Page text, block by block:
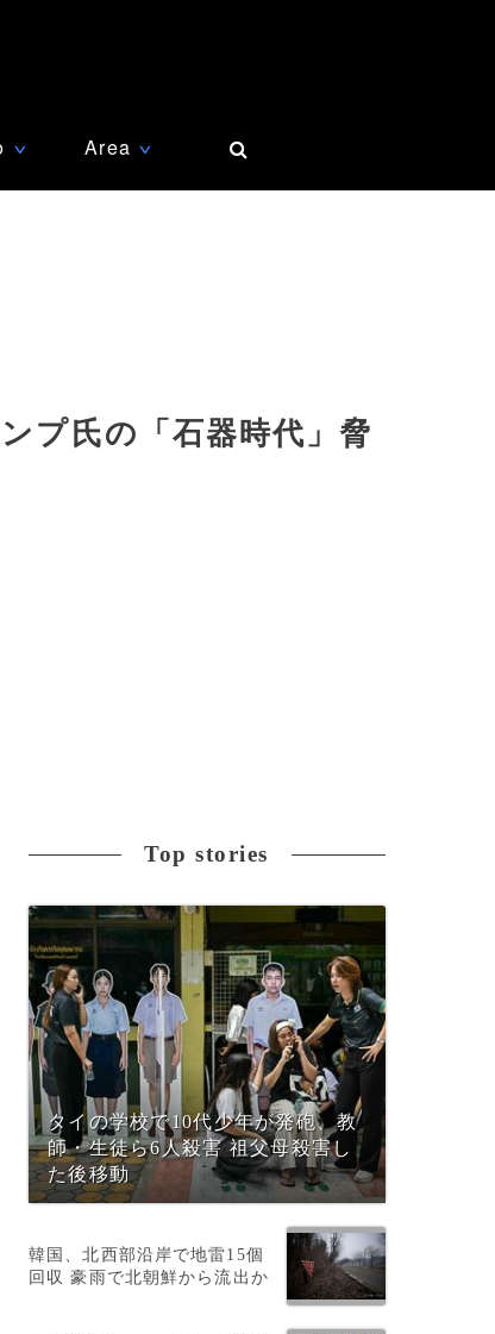
∨ Area ∨
プ氏の「石器時代」脅
Top stories
タイの学校で10代少年が発砲、教
師・生徒ら6人殺害 祖父母殺害し
た後移動
韓国、北西部沿岸で地雷15個
回収 豪雨で北朝鮮から流出か